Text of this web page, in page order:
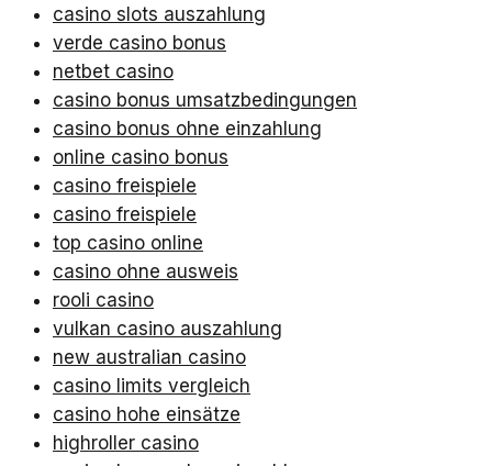
casino slots auszahlung
verde casino bonus
netbet casino
casino bonus umsatzbedingungen
casino bonus ohne einzahlung
online casino bonus
casino freispiele
casino freispiele
top casino online
casino ohne ausweis
rooli casino
vulkan casino auszahlung
new australian casino
casino limits vergleich
casino hohe einsätze
highroller casino